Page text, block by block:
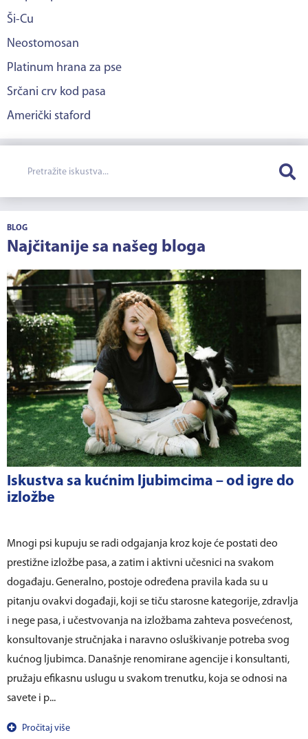
Ši-Cu
Neostomosan
Platinum hrana za pse
Srčani crv kod pasa
Američki staford
BLOG
Najčitanije sa našeg bloga
Iskustva sa kućnim ljubimcima – od igre do
izložbe
Mnogi psi kupuju se radi odgajanja kroz koje će postati deo
prestižne izložbe pasa, a zatim i aktivni učesnici na svakom
događaju. Generalno, postoje određena pravila kada su u
pitanju ovakvi događaji, koji se tiču starosne kategorije, zdravlja
i nege pasa, i učestvovanja na izložbama zahteva posvećenost,
konsultovanje stručnjaka i naravno osluškivanje potreba svog
kućnog ljubimca. Današnje renomirane agencije i konsultanti,
pružaju efikasnu uslugu u svakom trenutku, koja se odnosi na
savete i p...
Pročitaj više